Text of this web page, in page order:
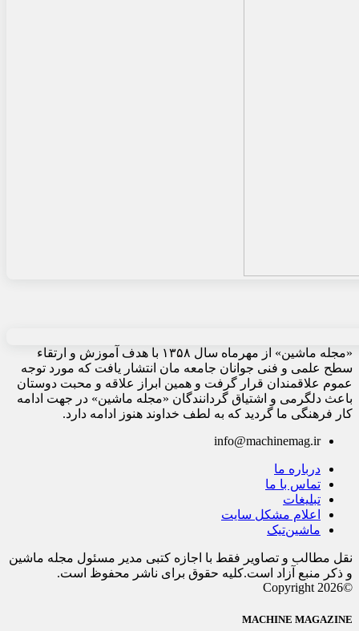
«مجله ماشین» از مهرماه سال ۱۳۵۸ با هدف آموزش و ارتقاء
سطح علمی و فنی جوانان جامعه مان انتشار یافت که مورد توجه
عموم علاقمندان قرار گرفت و همین ابراز علاقه و محبت دوستان
باعث دلگرمی و اشتیاق گردانندگان «مجله ماشین» در جهت ادامه
کار فرهنگی ما گردید که به لطف خداوند هنوز ادامه دارد.
info@machinemag.ir
درباره ما
تماس با ما
تبلیغات
اعلام مشکل سایت
ماشین‌تیک
نقل مطالب و تصاویر فقط با اجازه کتبی مدیر مسئول مجله ماشین
و ذکر منبع آزاد است.کلیه حقوق برای ناشر محفوظ است.
©Copyright 2026
MACHINE MAGAZINE